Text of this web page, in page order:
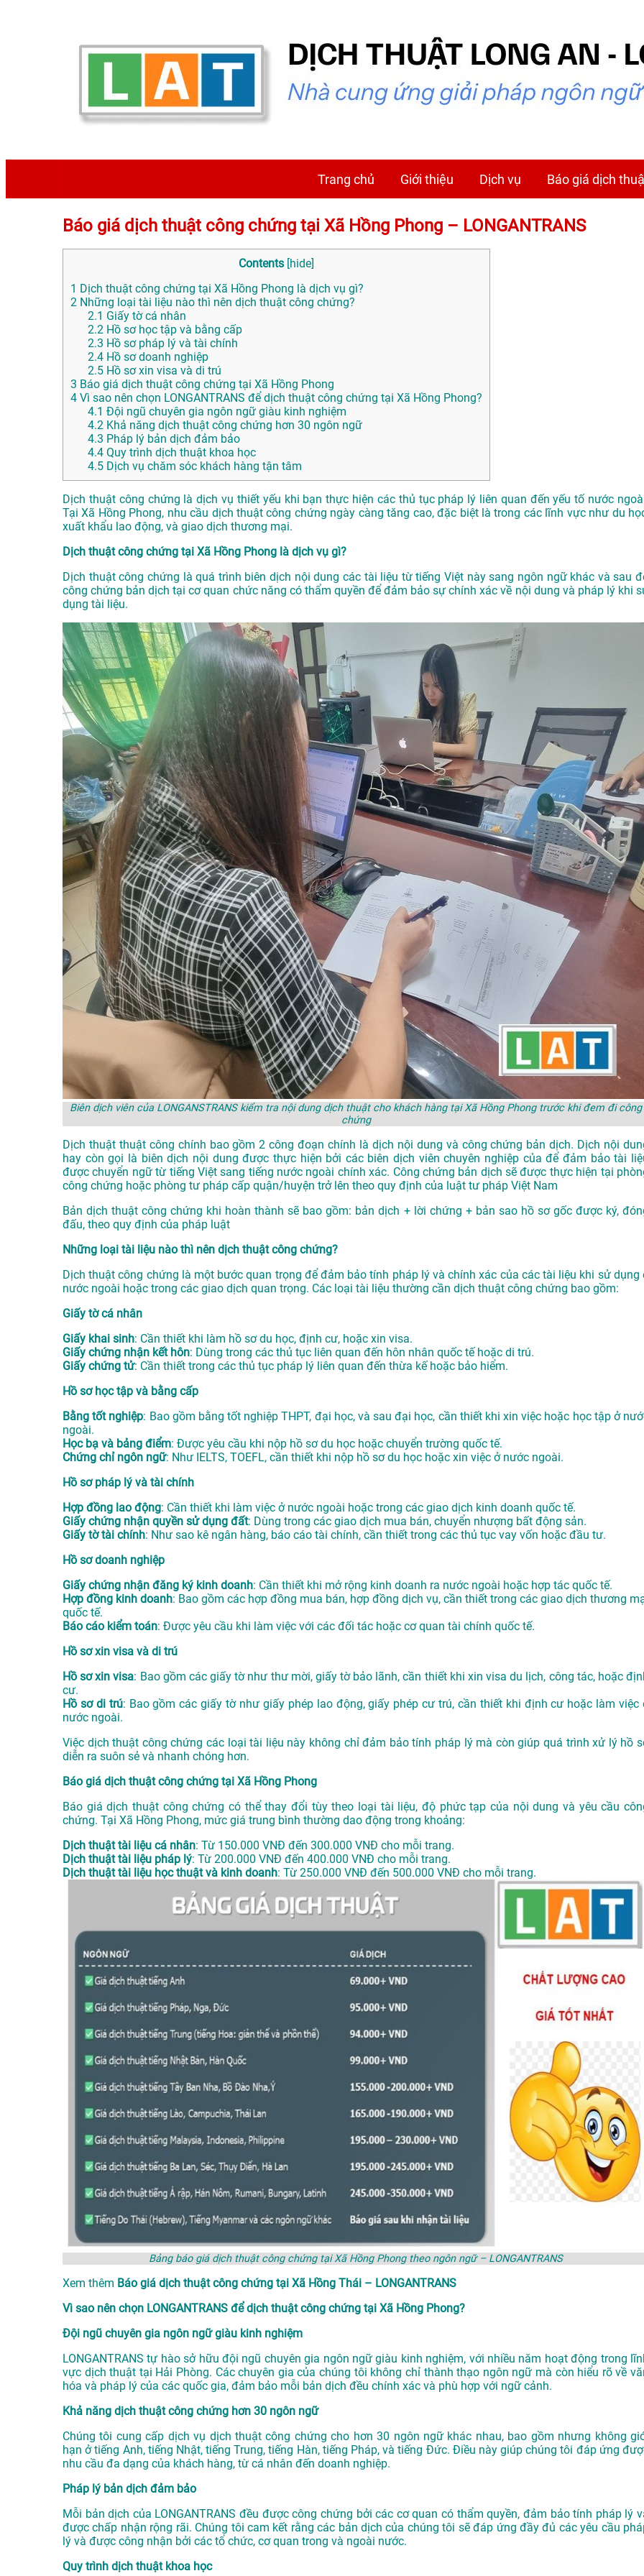
Trang chủ Giới thiệu Dịch vụ Báo giá dịch
Báo giá dịch thuật công chứng tại Xã Hồng Phong – LONGANTRANS
Contents [hide]
1 Dịch thuật công chứng tại Xã Hồng Phong là dịch vụ gì?
2 Những loại tài liệu nào thì nên dịch thuật công chứng?
2.1 Giấy tờ cá nhân
2.2 Hồ sơ học tập và bằng cấp
2.3 Hồ sơ pháp lý và tài chính
2.4 Hồ sơ doanh nghiệp
2.5 Hồ sơ xin visa và di trú
3 Báo giá dịch thuật công chứng tại Xã Hồng Phong
4 Vì sao nên chọn LONGANTRANS để dịch thuật công chứng tại Xã Hồng Phong?
4.1 Đội ngũ chuyên gia ngôn ngữ giàu kinh nghiệm
4.2 Khả năng dịch thuật công chứng hơn 30 ngôn ngữ
4.3 Pháp lý bản dịch đảm bảo
4.4 Quy trình dịch thuật khoa học
4.5 Dịch vụ chăm sóc khách hàng tận tâm
Dịch thuật công chứng là dịch vụ thiết yếu khi bạn thực hiện các thủ tục pháp lý liên quan đến yếu tố nước
Tại Xã Hồng Phong, nhu cầu dịch thuật công chứng ngày càng tăng cao, đặc biệt là trong các lĩnh vực như du
xuất khẩu lao động, và giao dịch thương mại.
Dịch thuật công chứng tại Xã Hồng Phong là dịch vụ gì?
Dịch thuật công chứng là quá trình biên dịch nội dung các tài liệu từ tiếng Việt này sang ngôn ngữ khác và sau
công chứng bản dịch tại cơ quan chức năng có thẩm quyền để đảm bảo sự chính xác về nội dung và pháp lý khi
dụng tài liệu.
Biên dịch viên của LONGANSTRANS kiểm tra nội dung dịch thuật cho khách hàng tại Xã Hồng Phong trước khi đem đi công
chứng
Dịch thuật thuật công chính bao gồm 2 công đoạn chính là dịch nội dung và công chứng bản dịch. Dịch nội
hay còn gọi là biên dịch nội dung được thực hiện bởi các biên dịch viên chuyên nghiệp của để đảm bảo tài
được chuyển ngữ từ tiếng Việt sang tiếng nước ngoài chính xác. Công chứng bản dịch sẽ được thực hiện tại
công chứng hoặc phòng tư pháp cấp quận/huyện trở lên theo quy định của luật tư pháp Việt Nam
Bản dịch thuật công chứng khi hoàn thành sẽ bao gồm: bản dịch + lời chứng + bản sao hồ sơ gốc được ký,
đấu, theo quy định của pháp luật
Những loại tài liệu nào thì nên dịch thuật công chứng?
Dịch thuật công chứng là một bước quan trọng để đảm bảo tính pháp lý và chính xác của các tài liệu khi sử dụng
nước ngoài hoặc trong các giao dịch quan trọng. Các loại tài liệu thường cần dịch thuật công chứng bao gồm:
Giấy tờ cá nhân
Giấy khai sinh: Cần thiết khi làm hồ sơ du học, định cư, hoặc xin visa.
Giấy chứng nhận kết hôn: Dùng trong các thủ tục liên quan đến hôn nhân quốc tế hoặc di trú.
Giấy chứng tử: Cần thiết trong các thủ tục pháp lý liên quan đến thừa kế hoặc bảo hiểm.
Hồ sơ học tập và bằng cấp
Bằng tốt nghiệp: Bao gồm bằng tốt nghiệp THPT, đại học, và sau đại học, cần thiết khi xin việc hoặc học tập ở
ngoài.
Học bạ và bảng điểm: Được yêu cầu khi nộp hồ sơ du học hoặc chuyển trường quốc tế.
Chứng chỉ ngôn ngữ: Như IELTS, TOEFL, cần thiết khi nộp hồ sơ du học hoặc xin việc ở nước ngoài.
Hồ sơ pháp lý và tài chính
Hợp đồng lao động: Cần thiết khi làm việc ở nước ngoài hoặc trong các giao dịch kinh doanh quốc tế.
Giấy chứng nhận quyền sử dụng đất: Dùng trong các giao dịch mua bán, chuyển nhượng bất động sản.
Giấy tờ tài chính: Như sao kê ngân hàng, báo cáo tài chính, cần thiết trong các thủ tục vay vốn hoặc đầu tư.
Hồ sơ doanh nghiệp
Giấy chứng nhận đăng ký kinh doanh: Cần thiết khi mở rộng kinh doanh ra nước ngoài hoặc hợp tác quốc tế.
Hợp đồng kinh doanh: Bao gồm các hợp đồng mua bán, hợp đồng dịch vụ, cần thiết trong các giao dịch thương
quốc tế.
Báo cáo kiểm toán: Được yêu cầu khi làm việc với các đối tác hoặc cơ quan tài chính quốc tế.
Hồ sơ xin visa và di trú
Hồ sơ xin visa: Bao gồm các giấy tờ như thư mời, giấy tờ bảo lãnh, cần thiết khi xin visa du lịch, công tác, hoặc
cư.
Hồ sơ di trú: Bao gồm các giấy tờ như giấy phép lao động, giấy phép cư trú, cần thiết khi định cư hoặc làm việc
nước ngoài.
Việc dịch thuật công chứng các loại tài liệu này không chỉ đảm bảo tính pháp lý mà còn giúp quá trình xử lý hồ
diễn ra suôn sẻ và nhanh chóng hơn.
Báo giá dịch thuật công chứng tại Xã Hồng Phong
Báo giá dịch thuật công chứng có thể thay đổi tùy theo loại tài liệu, độ phức tạp của nội dung và yêu cầu
chứng. Tại Xã Hồng Phong, mức giá trung bình thường dao động trong khoảng:
Dịch thuật tài liệu cá nhân: Từ 150.000 VNĐ đến 300.000 VNĐ cho mỗi trang.
Dịch thuật tài liệu pháp lý: Từ 200.000 VNĐ đến 400.000 VNĐ cho mỗi trang.
Dịch thuật tài liệu học thuật và kinh doanh: Từ 250.000 VNĐ đến 500.000 VNĐ cho mỗi trang.
Bảng báo giá dịch thuật công chứng tại Xã Hồng Phong theo ngôn ngữ – LONGANTRANS
Xem thêm Báo giá dịch thuật công chứng tại Xã Hồng Thái – LONGANTRANS
Vì sao nên chọn LONGANTRANS để dịch thuật công chứng tại Xã Hồng Phong?
Đội ngũ chuyên gia ngôn ngữ giàu kinh nghiệm
LONGANTRANS tự hào sở hữu đội ngũ chuyên gia ngôn ngữ giàu kinh nghiệm, với nhiều năm hoạt động trong
vực dịch thuật tại Hải Phòng. Các chuyên gia của chúng tôi không chỉ thành thạo ngôn ngữ mà còn hiểu rõ về
hóa và pháp lý của các quốc gia, đảm bảo mỗi bản dịch đều chính xác và phù hợp với ngữ cảnh.
Khả năng dịch thuật công chứng hơn 30 ngôn ngữ
Chúng tôi cung cấp dịch vụ dịch thuật công chứng cho hơn 30 ngôn ngữ khác nhau, bao gồm nhưng không
hạn ở tiếng Anh, tiếng Nhật, tiếng Trung, tiếng Hàn, tiếng Pháp, và tiếng Đức. Điều này giúp chúng tôi đáp ứng
nhu cầu đa dạng của khách hàng, từ cá nhân đến doanh nghiệp.
Pháp lý bản dịch đảm bảo
Mỗi bản dịch của LONGANTRANS đều được công chứng bởi các cơ quan có thẩm quyền, đảm bảo tính pháp lý
được chấp nhận rộng rãi. Chúng tôi cam kết rằng các bản dịch của chúng tôi sẽ đáp ứng đầy đủ các yêu cầu
lý và được công nhận bởi các tổ chức, cơ quan trong và ngoài nước.
Quy trình dịch thuật khoa học